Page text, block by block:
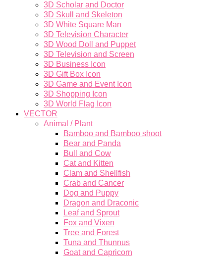
3D Scholar and Doctor
3D Skull and Skeleton
3D White Square Man
3D Television Character
3D Wood Doll and Puppet
3D Television and Screen
3D Business Icon
3D Gift Box Icon
3D Game and Event Icon
3D Shopping Icon
3D World Flag Icon
VECTOR
Animal / Plant
Bamboo and Bamboo shoot
Bear and Panda
Bull and Cow
Cat and Kitten
Clam and Shellfish
Crab and Cancer
Dog and Puppy
Dragon and Draconic
Leaf and Sprout
Fox and Vixen
Tree and Forest
Tuna and Thunnus
Goat and Capricorn